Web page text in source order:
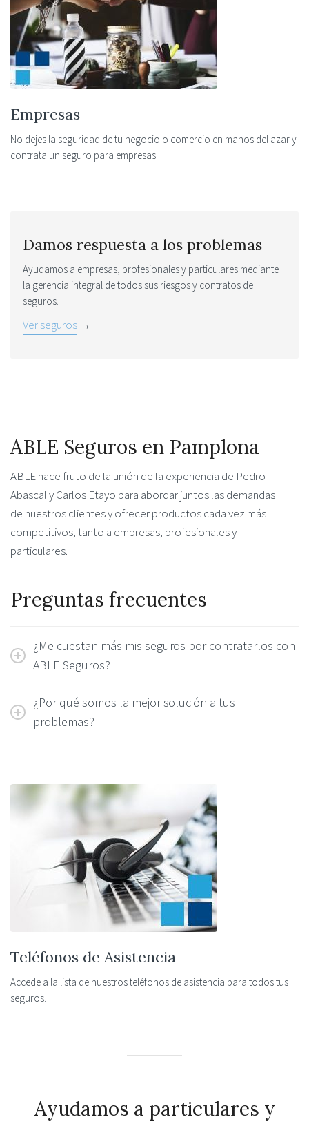
Empresas
No dejes la seguridad de tu negocio o comercio en manos del azar y
contrata un seguro para empresas.
Damos respuesta a los problemas
Ayudamos a empresas, profesionales y particulares mediante
la gerencia integral de todos sus riesgos y contratos de
seguros.
Ver seguros →
ABLE Seguros en Pamplona
ABLE nace fruto de la unión de la experiencia de Pedro
Abascal y Carlos Etayo para abordar juntos las demandas
de nuestros clientes y ofrecer productos cada vez más
competitivos, tanto a empresas, profesionales y
particulares.
Preguntas frecuentes
¿Me cuestan más mis seguros por contratarlos con
ABLE Seguros?
¿Por qué somos la mejor solución a tus
problemas?
Teléfonos de Asistencia
Accede a la lista de nuestros teléfonos de asistencia para todos tus
seguros.
Ayudamos a particulares y